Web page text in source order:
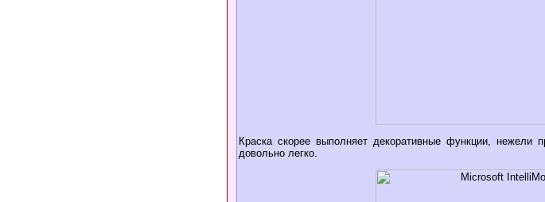
Краска скорее выполняет декоративные функции, нежели
довольно легко.